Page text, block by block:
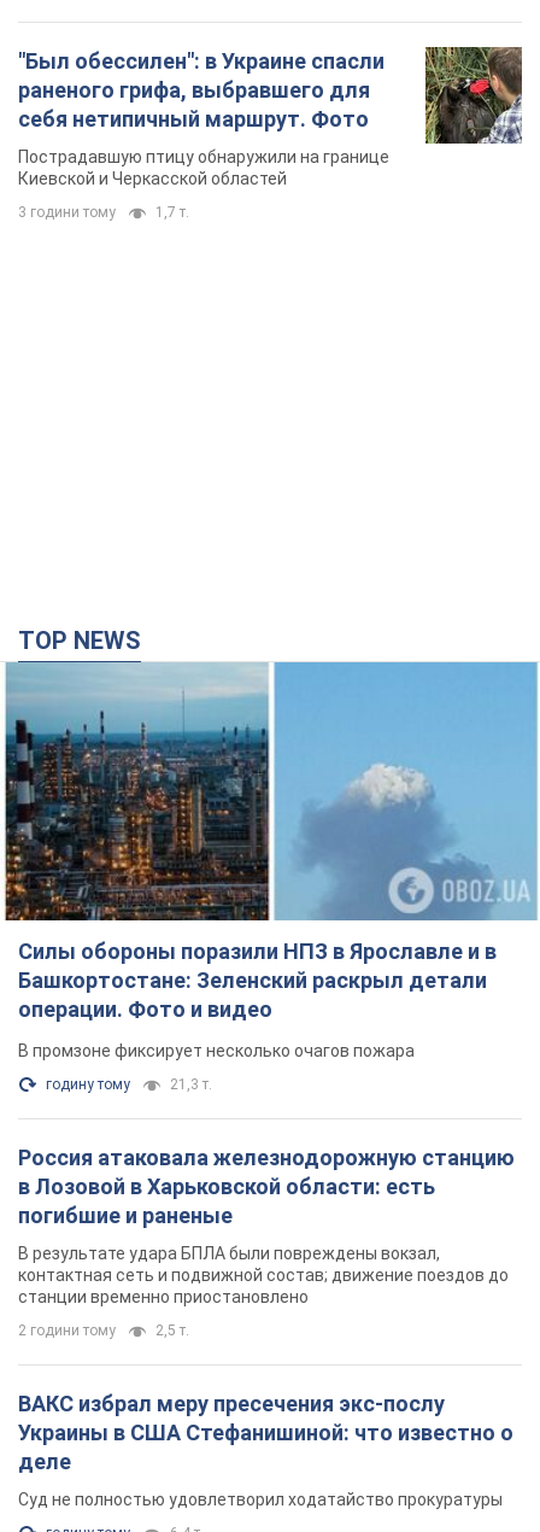
Силы обороны поразили НПЗ в Ярославле и в
Башкортостане: Зеленский раскрыл детали
операции. Фото и видео
В промзоне фиксирует несколько очагов пожара
годину тому 21,3 т.
Россия атаковала железнодорожную станцию
в Лозовой в Харьковской области: есть
погибшие и раненые
В результате удара БПЛА были повреждены вокзал,
станции временно приостановлено
2 години тому 2,5 т.
ВАКС избрал меру пресечения экс-послу
Украины в США Стефанишиной: что известно о
деле
Суд не полностью удовлетворил ходатайство прокуратуры
годину тому 6,4 т.